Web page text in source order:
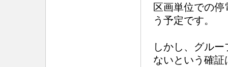
区画単位での
う予定です。
しかし、グル
ないという確